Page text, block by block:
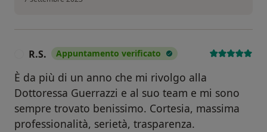
R.S. Appuntamento verificato
È da più di un anno che mi rivolgo alla
Dottoressa Guerrazzi e al suo team e mi sono
sempre trovato benissimo. Cortesia, massima
professionalità, serietà, trasparenza.